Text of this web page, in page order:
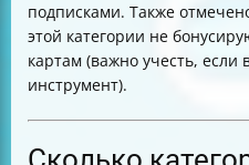
подписками. Также
этой категории не
картам (важно учесть, если
инструмент).